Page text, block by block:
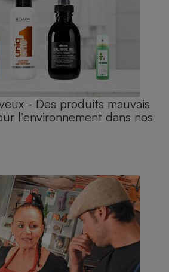
- Des produits mauvais
l’environnement dans nos